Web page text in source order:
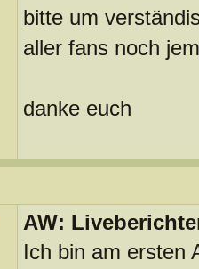
bitte um
aller fans noch
danke euch
AW:
Ich bin am ersten